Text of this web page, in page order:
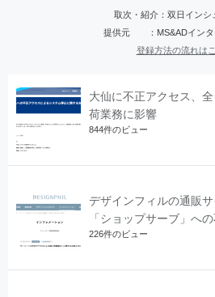
取次・紹介：双日インシ
提供元 ：MS&ADインタ
登録方法の流れは
大仙に不正アクセス、
荷業務に影響
844件のビュー
デザインフィルの通販
「ショップサーブ」へ
226件のビュー